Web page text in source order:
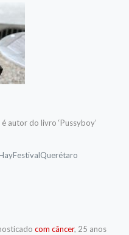
autor do livro ‘Pussyboy’
com câncer, 25 anos